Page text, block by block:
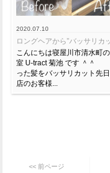
2020.07.10
こんにちは寝屋川市清水町
室 U-tract 菊池 です ＾＾
った髪をバッサリカット先
店のお客様...
<< 前ページ